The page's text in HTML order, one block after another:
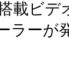
載ビデ
ラーが